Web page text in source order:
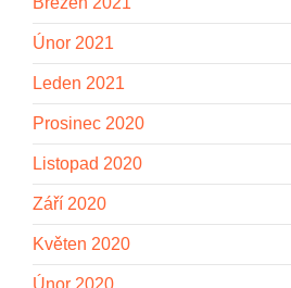
Únor 2021
Leden 2021
Prosinec 2020
Listopad 2020
Září 2020
Květen 2020